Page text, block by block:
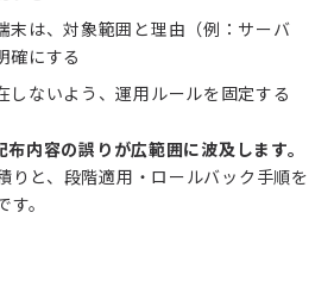
末は、対象範囲と理由（例：サーバ
確にする
しないよう、運用ルールを固定する
内容の誤りが広範囲に波及します。
りと、段階適用・ロールバック手順を
。